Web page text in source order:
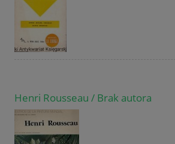
Henri Rousseau / Brak autora